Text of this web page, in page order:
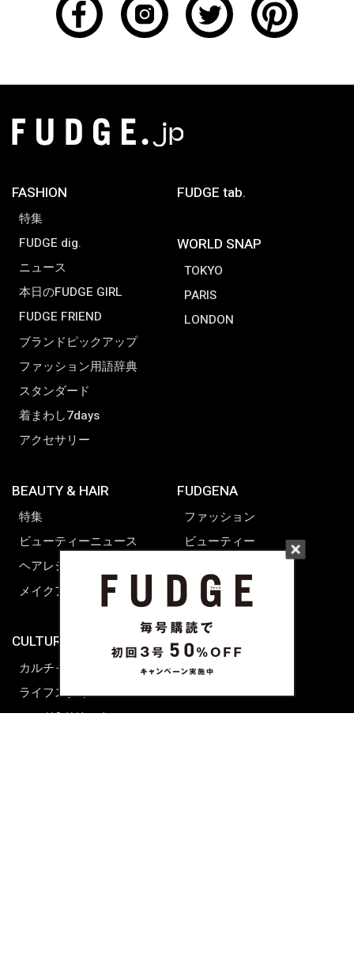
FASHION
特集
FUDGE dig.
ニュース
本日のFUDGE GIRL
FUDGE FRIEND
ブランドピックアップ
ファッション用語辞典
スタンダード
着まわし7days
アクセサリー
FUDGE tab.
WORLD SNAP
TOKYO
PARIS
LONDON
BEAUTY & HAIR
特集
ビューティーニュース
ヘアレシピ ストーリーズ
メイクアップティップス
CULTURE & LIFE
カルチャー
ライフスタイル
フード&ドリンク
FUDGENA
ファッション
ビューティー
ライフスタイル